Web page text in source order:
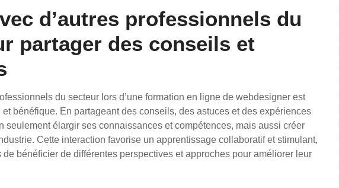
d’autres professionnels du
partager des conseils et
du secteur lors d’une formation en ligne de webdesigner est
bénéfique. En partageant des conseils, des astuces et des expériences
seulement élargir ses connaissances et compétences, mais aussi créer
Cette interaction favorise un apprentissage collaboratif et stimulant,
de bénéficier de différentes perspectives et approches pour améliorer leur